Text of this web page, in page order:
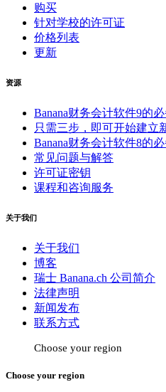
购买
针对学校的许可证
价格列表
更新
资源
Banana财务会计软件9的
只需三步，即可开始建立
Banana财务会计软件8的
常见问题与解答
许可证密钥
课程和咨询服务
关于我们
关于我们
博客
瑞士 Banana.ch 公司简介
法律声明
新闻发布
联系方式
Choose your region
Choose your region